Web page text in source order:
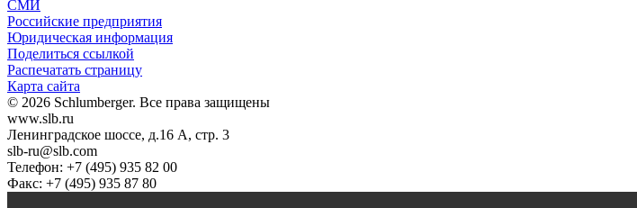
СМИ
Российские предприятия
Юридическая информация
Поделиться ссылкой
Распечатать страницу
Карта сайта
© 2026 Schlumberger. Все права защищены
www.slb.ru
Ленинградское шоссе, д.16 А, стр. 3
slb-ru@slb.com
Телефон: +7 (495) 935 82 00
Факс: +7 (495) 935 87 80